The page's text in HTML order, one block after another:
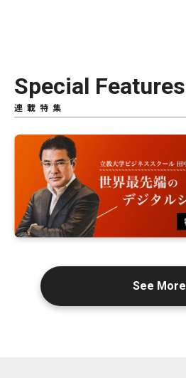
Special Features
連載特集
See More